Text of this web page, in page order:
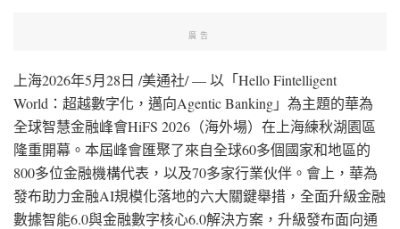
廣告
上海2026年5月28日 /美通社/ — 以「Hello Fintelligent
World：超越數字化，邁向Agentic Banking」為主題的華為
全球智慧金融峰會HiFS 2026（海外場）在上海練秋湖園區
隆重開幕。本屆峰會匯聚了來自全球60多個國家和地區的
800多位金融機構代表，以及70多家行業伙伴。會上，華為
發布助力金融AI規模化落地的六大關鍵舉措，全面升級金融
數據智能6.0與金融數字核心6.0解決方案，升級發布面向通